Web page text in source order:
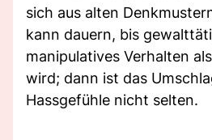
sich aus alten
kann dauern, bis
manipulatives Verhalten
wird; dann ist das
Hassgefühle nicht selten.